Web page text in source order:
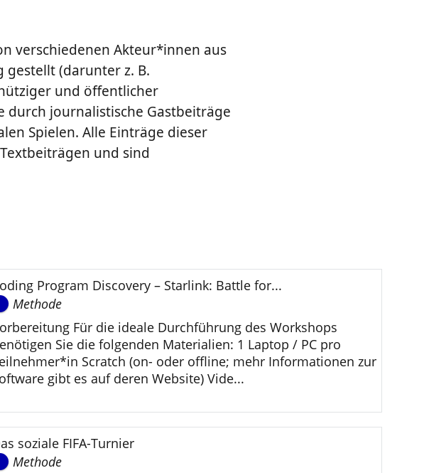
verschiedenen Akteur*innen aus
(darunter z. B.
und öffentlicher
durch journalistische Gastbeiträge
Spielen. Alle Einträge dieser
und sind
Program Discovery – Starlink: Battle for...
Methode
Für die ideale Durchführung des Workshops
Sie die folgenden Materialien: 1 Laptop / PC pro
Scratch (on- oder offline; mehr Informationen zur
gibt es auf deren Website) Vide...
soziale FIFA-Turnier
Methode